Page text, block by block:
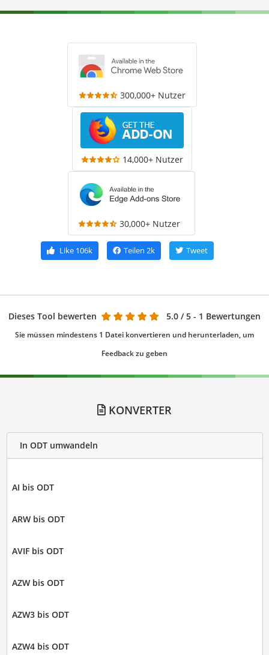
300,000+ Nutzer
14,000+ Nutzer
30,000+ Nutzer
Like 106k Teilen 2k Tweet
Dieses Tool bewerten 5.0 / 5 - 1 Bewertungen
Sie müssen mindestens 1 Datei konvertieren und herunterladen, um
Feedback zu geben
KONVERTER
In ODT umwandeln
AI bis ODT
ARW bis ODT
AVIF bis ODT
AZW bis ODT
AZW3 bis ODT
AZW4 bis ODT